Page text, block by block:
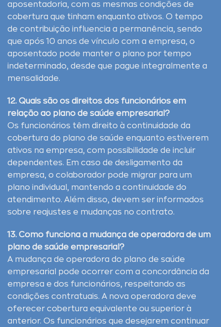
aposentadoria, com as mesmas condições de
cobertura que tinham enquanto ativos. O tempo
de contribuição influencia a permanência, sendo
que após 10 anos de vínculo com a empresa, o
aposentado pode manter o plano por tempo
indeterminado, desde que pague integralmente a
mensalidade.
12. Quais são os direitos dos funcionários em
relação ao plano de saúde empresarial?
Os funcionários têm direito à continuidade da
cobertura do plano de saúde enquanto estiverem
ativos na empresa, com possibilidade de incluir
dependentes. Em caso de desligamento da
empresa, o colaborador pode migrar para um
plano individual, mantendo a continuidade do
atendimento. Além disso, devem ser informados
sobre reajustes e mudanças no contrato.
13. Como funciona a mudança de operadora de um
plano de saúde empresarial?
A mudança de operadora do plano de saúde
empresarial pode ocorrer com a concordância da
empresa e dos funcionários, respeitando as
condições contratuais. A nova operadora deve
oferecer cobertura equivalente ou superior à
anterior. Os funcionários que desejarem continuar